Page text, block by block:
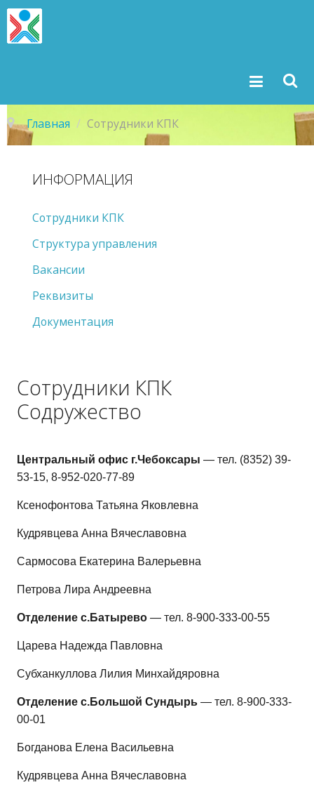
Главная / Сотрудники КПК
ИНФОРМАЦИЯ
Сотрудники КПК
Структура управления
Вакансии
Реквизиты
Документация
Сотрудники КПК
Содружество
Центральный офис г.Чебоксары — тел. (8352) 39-
53-15, 8-952-020-77-89
Ксенофонтова Татьяна Яковлевна
Кудрявцева Анна Вячеславовна
Сармосова Екатерина Валерьевна
Петрова Лира Андреевна
Отделение с.Батырево — тел. 8-900-333-00-55
Царева Надежда Павловна
Субханкуллова Лилия Минхайдяровна
Отделение с.Большой Сундырь — тел. 8-900-333-
00-01
Богданова Елена Васильевна
Кудрявцева Анна Вячеславовна